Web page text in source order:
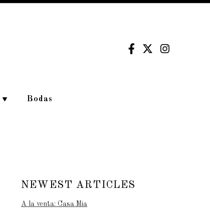
Bodas
NEWEST ARTICLES
A la venta: Casa Mia